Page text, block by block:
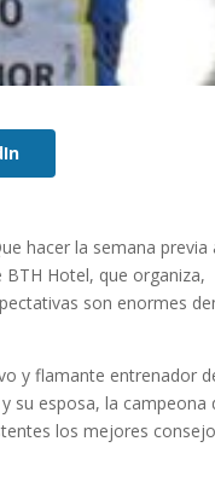
hacer la semana previa
BTH Hotel, que organiza,
son enormes
y flamante entrenador
su esposa, la campeona
los mejores